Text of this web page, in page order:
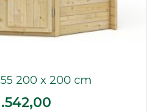
200 x 200 cm